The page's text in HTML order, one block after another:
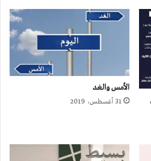
الأمس والغد
31 أغسطس، 2019